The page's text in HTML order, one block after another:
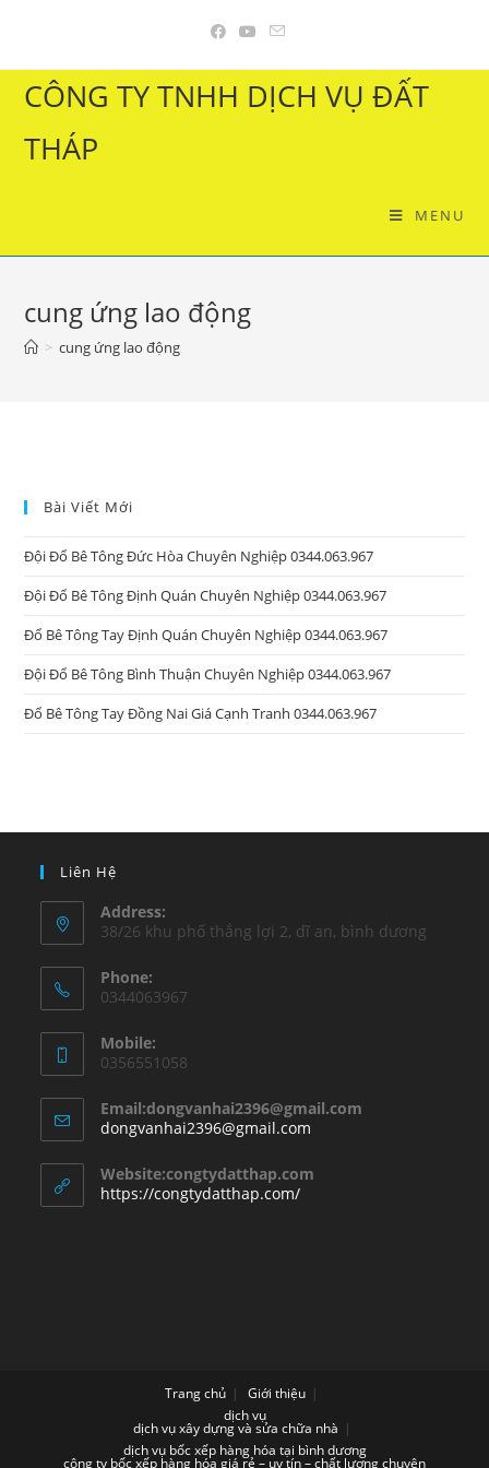
content
CÔNG TY TNHH DỊCH VỤ ĐẤT
THÁP
MENU
cung ứng lao động
> cung ứng lao động
Bài Viết Mới
Đội Đổ Bê Tông Đức Hòa Chuyên Nghiệp 0344.063.967
Đội Đổ Bê Tông Định Quán Chuyên Nghiệp 0344.063.967
Đổ Bê Tông Tay Định Quán Chuyên Nghiệp 0344.063.967
Đội Đổ Bê Tông Bình Thuận Chuyên Nghiệp 0344.063.967
Đổ Bê Tông Tay Đồng Nai Giá Cạnh Tranh 0344.063.967
Liên Hệ
Address:
38/26 khu phố thắng lợi 2, dĩ an, bình dương
Phone:
0344063967
Mobile:
0356551058
Email:dongvanhai2396@gmail.com
dongvanhai2396@gmail.com
your
application
Website:congtydatthap.com
https://congtydatthap.com/
Trang chủ
Giới thiệu
dịch vụ
dịch vụ xây dựng và sửa chữa nhà
dịch vụ bốc xếp hàng hóa tại bình dương
công ty bốc xếp hàng hóa giá rẻ – uy tín – chất lượng chuyên